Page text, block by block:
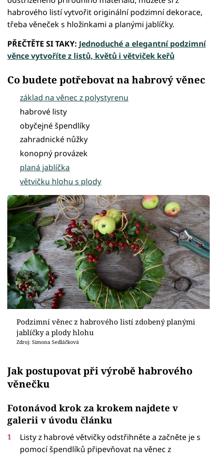
habrového listí vytvořit originální podzimní dekorace,
třeba věneček s hložinkami a planými jablíčky.
PŘEČTĚTE SI TAKY: Jednoduché a elegantní podzimní
věnce vytvoříte z listů, květů i větviček keřů
Co budete potřebovat na habrový věnec
základ na věnec z polystyrenu
habrové listy
obyčejné špendlíky
zahradnické nůžky
konopný provázek
planá jablíčka
větvičku hlohu s plody
Podzimní věnec z habrového listí zdobený planými
jablíčky a plody hlohu
Zdroj: Simona Sedláčková
Jak postupovat při výrobě habrového
věnečku
Fotonávod krok za krokem najdete v
galerii v úvodu článku
Listy z habrové větvičky odstřihněte a začněte je s
pomocí špendlíků připevňovat na věnec z